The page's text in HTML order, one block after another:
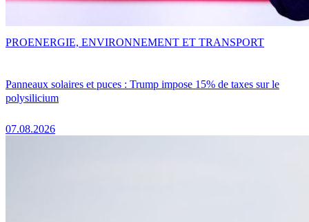
Panneaux solaires et puces : Trump impose 15% de taxes sur le
polysilicium
07.08.2026
PROENERGIE, ENVIRONNEMENT ET TRANSPORT